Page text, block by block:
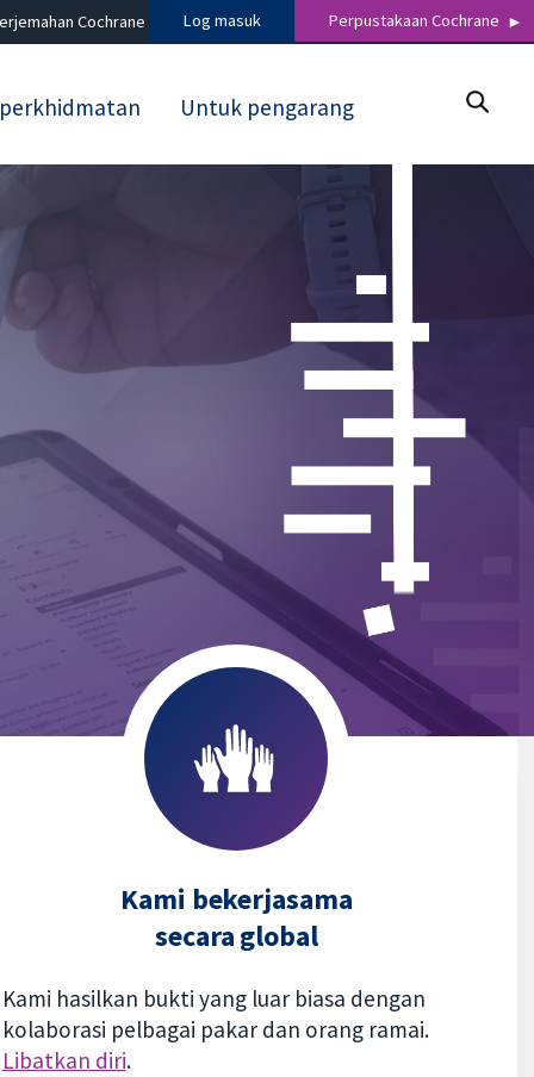
Cochrane Log masuk Perpustakaan Cochrane
Untuk pengarang
Kami bekerjasama
secara global
Kami hasilkan bukti yang luar biasa dengan
kolaborasi pelbagai pakar dan orang ramai.
Libatkan diri.